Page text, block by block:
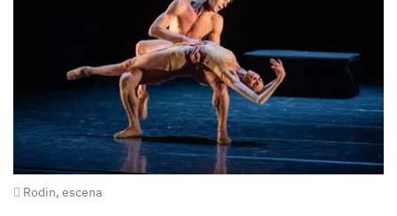
Rodin, escena